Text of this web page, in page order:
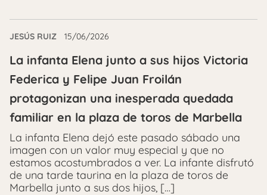
JESÚS RUIZ 15/06/2026
La infanta Elena junto a sus hijos Victoria
Federica y Felipe Juan Froilán
protagonizan una inesperada quedada
familiar en la plaza de toros de Marbella
La infanta Elena dejó este pasado sábado una
imagen con un valor muy especial y que no
estamos acostumbrados a ver. La infante disfrutó
de una tarde taurina en la plaza de toros de
Marbella junto a sus dos hijos, […]